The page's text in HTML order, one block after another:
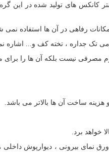
کانکس های تولید شده در این
رفاهی در آن ها استفاده نمی
تک جداره ، تخته کف و... اشاره
مصرفی نیست بلکه آن ها را برای
ساخت آن ها بالاتر می باشد.
خواهد برد.
نمای بیرونی ، دیوارپوش